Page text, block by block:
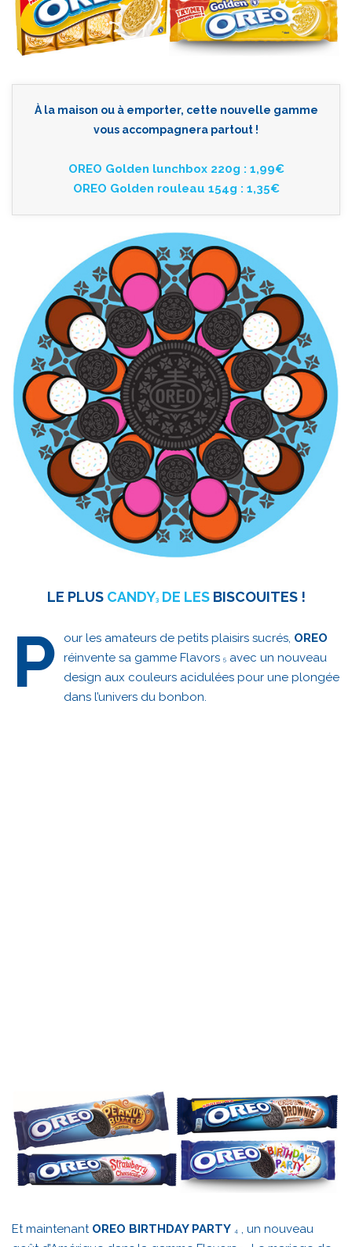
À la maison ou à emporter, cette nouvelle gamme
vous accompagnera partout !
OREO Golden lunchbox 220g : 1,99€
OREO Golden rouleau 154g : 1,35€
LE PLUS CANDY3DE LES BISCOUITES !
P our les amateurs de petits plaisirs sucrés, OREO
réinvente sa gamme Flavors 5 avec un nouveau
design aux couleurs acidulées pour une plongée
dans l’univers du bonbon.
Et maintenant OREO BIRTHDAY PARTY 4 , un nouveau